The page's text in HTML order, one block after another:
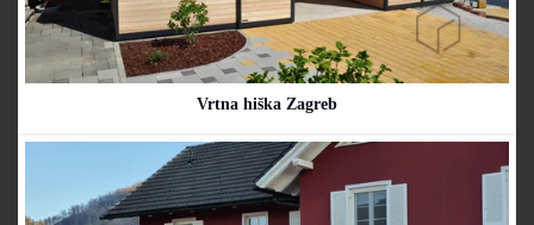
Vrtna hiška Zagreb